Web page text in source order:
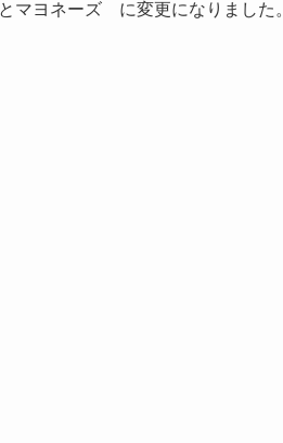
マヨネーズ に変更になりました。